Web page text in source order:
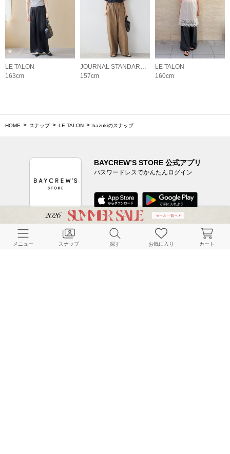
LE TALON
163cm
JOURNAL STANDARD relume LADYS
157cm
LE TALON
160cm
HOME スナップ LE TALON hazukiのスナップ
BAYCREW’S STORE 公式アプリ
パスワードレスでかんたんログイン
CUSTOMER SERVICE
メニュー スナップ 探す お気に入り カート